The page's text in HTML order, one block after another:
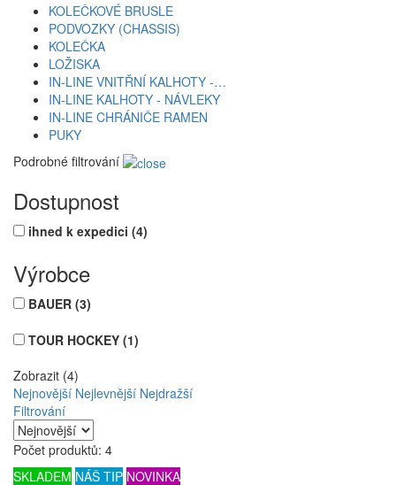
KOLEČKOVÉ BRUSLE
PODVOZKY (CHASSIS)
KOLEČKA
LOŽISKA
IN-LINE VNITŘNÍ KALHOTY -…
IN-LINE KALHOTY - NÁVLEKY
IN-LINE CHRÁNIČE RAMEN
PUKY
Podrobné filtrování
Dostupnost
ihned k expedici (4)
Výrobce
BAUER (3)
TOUR HOCKEY (1)
Zobrazit (4)
Nejnovější Nejlevnější Nejdražší
Filtrování
Počet produktů: 4
SKLADEM NÁŠ TIP NOVINKA